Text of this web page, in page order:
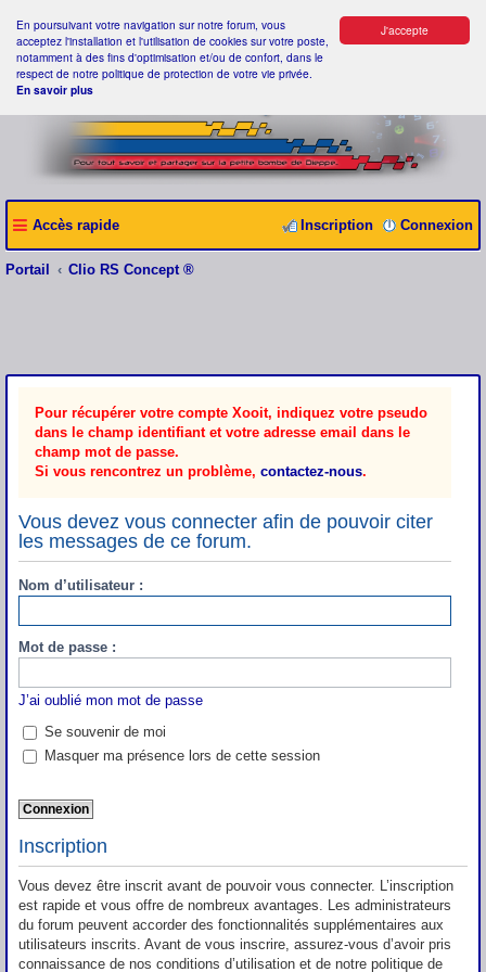
J'accepte
En poursuivant votre navigation sur notre forum, vous
acceptez l'installation et l'utilisation de cookies sur votre poste,
notamment à des fins d'optimisation et/ou de confort, dans le
respect de notre politique de protection de votre vie privée.
En savoir plus
Accès rapide Connexion
Inscription
Portail Clio RS Concept ®
Pour récupérer votre compte Xooit, indiquez votre pseudo
dans le champ identifiant et votre adresse email dans le
champ mot de passe.
Si vous rencontrez un problème, contactez-nous.
Vous devez vous connecter afin de pouvoir citer
les messages de ce forum.
Nom d’utilisateur :
Mot de passe :
J’ai oublié mon mot de passe
Se souvenir de moi
Masquer ma présence lors de cette session
Inscription
Vous devez être inscrit avant de pouvoir vous connecter. L’inscription
est rapide et vous offre de nombreux avantages. Les administrateurs
du forum peuvent accorder des fonctionnalités supplémentaires aux
utilisateurs inscrits. Avant de vous inscrire, assurez-vous d’avoir pris
connaissance de nos conditions d’utilisation et de notre politique de